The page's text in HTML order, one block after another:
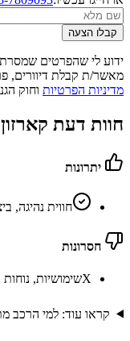
קבלו הצעה
ידוע לי שהפרטים שמסרתי
מאשר/ת קבלת דיוורים,
מדיניות הפרטיות וחוק
חוות דעת
יתרונות
חווית נהיגה,
חסרונות
Xשימושיות,
קראו עוד: למי הרכב